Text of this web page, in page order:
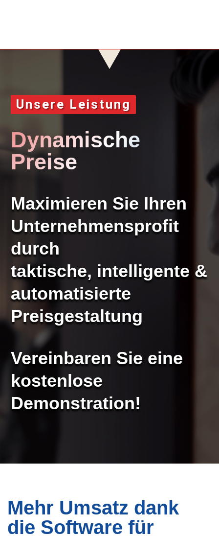
Unsere Leistung
Dynamische
Preise
Maximieren Sie Ihren
Unternehmensprofit
durch
taktische, intelligente &
automatisierte
Preisgestaltung
Vereinbaren Sie eine
kostenlose
Demonstration!
Mehr Umsatz dank
die Software für